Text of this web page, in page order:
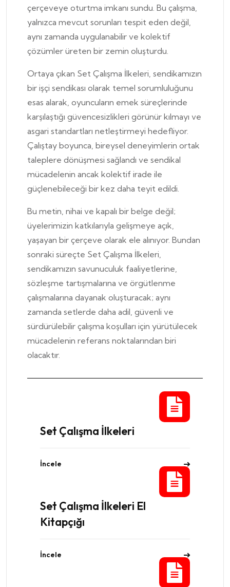
çerçeveye oturtma imkanı sundu. Bu çalışma,
yalnızca mevcut sorunları tespit eden değil,
aynı zamanda uygulanabilir ve kolektif
çözümler üreten bir zemin oluşturdu.
Ortaya çıkan Set Çalışma İlkeleri, sendikamızın
bir işçi sendikası olarak temel sorumluluğunu
esas alarak, oyuncuların emek süreçlerinde
karşılaştığı güvencesizlikleri görünür kılmayı ve
asgari standartları netleştirmeyi hedefliyor.
Çalıştay boyunca, bireysel deneyimlerin ortak
taleplere dönüşmesi sağlandı ve sendikal
mücadelenin ancak kolektif irade ile
güçlenebileceği bir kez daha teyit edildi.
Bu metin, nihai ve kapalı bir belge değil;
üyelerimizin katkılarıyla gelişmeye açık,
yaşayan bir çerçeve olarak ele alınıyor. Bundan
sonraki süreçte Set Çalışma İlkeleri,
sendikamızın savunuculuk faaliyetlerine,
sözleşme tartışmalarına ve örgütlenme
çalışmalarına dayanak oluşturacak; aynı
zamanda setlerde daha adil, güvenli ve
sürdürülebilir çalışma koşulları için yürütülecek
mücadelenin referans noktalarından biri
olacaktır.
Set Çalışma İlkeleri
İncele
Set Çalışma İlkeleri El
Kitapçığı
İncele